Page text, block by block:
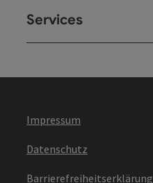
Services
Impressum
Datenschutz
Barrierefreiheitserklärung